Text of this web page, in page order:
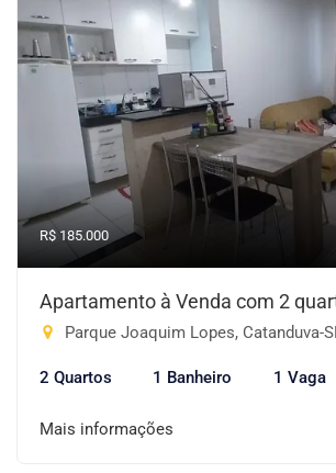
R$ 185.000
Apartamento à Venda com 2
Parque Joaquim Lopes, Catanduva-
2 Quartos 1 Banheiro 1 Vaga
Mais informações